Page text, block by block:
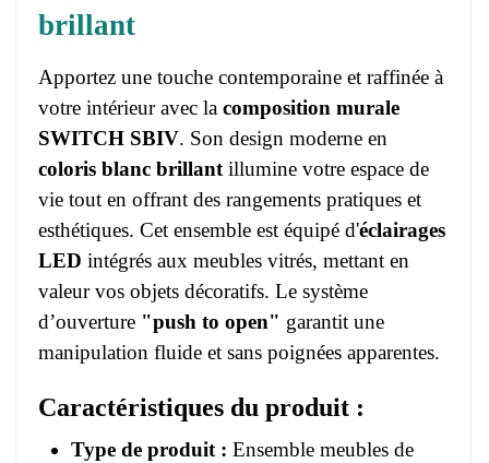
brillant
Apportez une touche contemporaine et raffinée à
votre intérieur avec la composition murale
SWITCH SBIV. Son design moderne en
coloris blanc brillant illumine votre espace de
vie tout en offrant des rangements pratiques et
esthétiques. Cet ensemble est équipé d'éclairages
LED intégrés aux meubles vitrés, mettant en
valeur vos objets décoratifs. Le système
d’ouverture "push to open" garantit une
manipulation fluide et sans poignées apparentes.
Caractéristiques du produit :
Type de produit : Ensemble meubles de